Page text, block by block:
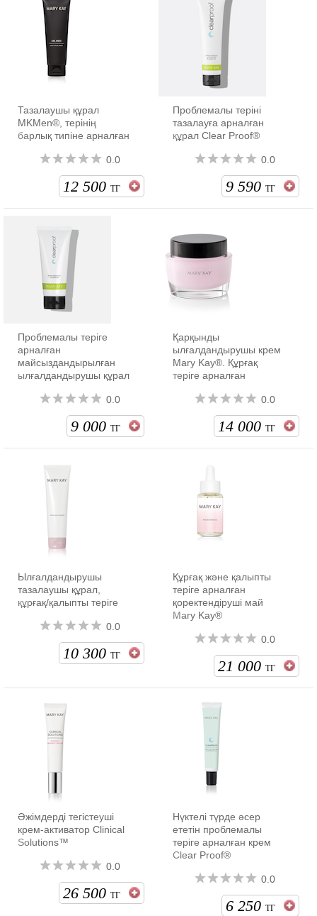
Тазалаушы құрал
MKMen®, терінің
барлық типіне арналған
0.0
12 500 ТГ
Проблемалы теріні
тазалауға арналған
құрал Clear Proof®
0.0
9 590 ТГ
Проблемалы теріге
арналған
майсыздандырылған
ылғалдандырушы құрал
0.0
9 000 ТГ
Қарқынды
ылғалдандырушы крем
Mary Kay®. Құрғақ
теріге арналған
0.0
14 000 ТГ
Ылғалдандырушы
тазалаушы құрал,
құрғақ/қалыпты теріге
0.0
10 300 ТГ
Құрғақ және қалыпты
теріге арналған
қоректендіруші май
Mary Kay®
0.0
21 000 ТГ
Әжімдерді тегістеуші
крем-активатор Clinical
Solutions™
0.0
26 500 ТГ
Нүктелі түрде әсер
ететін проблемалы
теріге арналған крем
Clear Proof®
0.0
6 250 ТГ